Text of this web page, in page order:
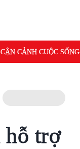
CẬN CẢNH CUỘC SỐNG
hỗ trợ